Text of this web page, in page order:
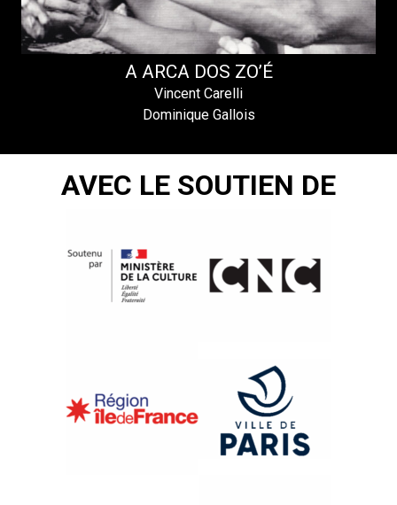
A ARCA DOS ZO’É
Vincent Carelli
Dominique Gallois
AVEC LE SOUTIEN DE